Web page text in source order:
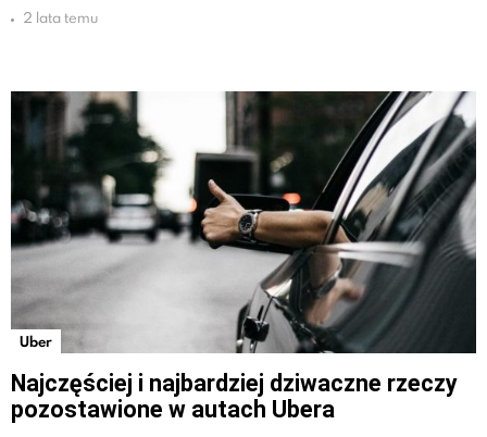
2 lata temu
Uber
Najczęściej i najbardziej dziwaczne rzeczy
pozostawione w autach Ubera